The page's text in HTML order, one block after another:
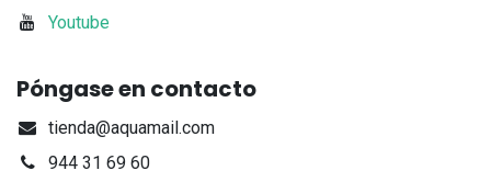
Youtube
Póngase en contacto
tienda@aquamail.com
944 31 69 60